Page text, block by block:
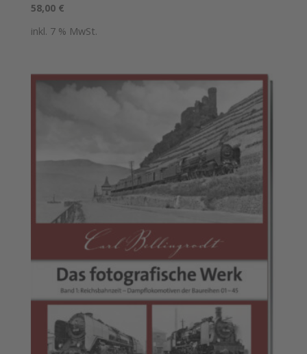
58,00 €
inkl. 7 % MwSt.